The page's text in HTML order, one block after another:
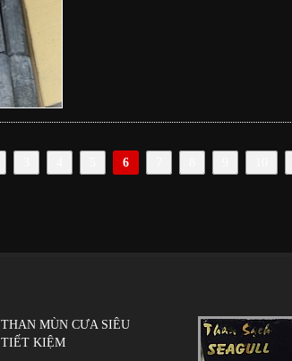
6
THAN MÙN CƯA SIÊU
TIẾT KIỆM